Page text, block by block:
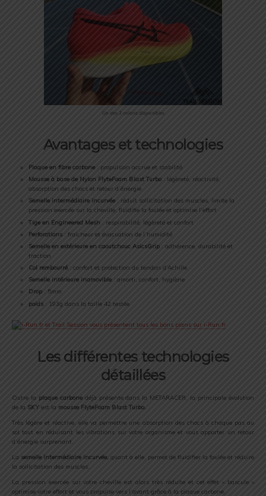
Un des 3 coloris disponibles
Avantages et technologies
Plaque en fibre carbone : propulsion accrue et stabilité
Mousse à base de Nylon FlyteFoam Blast Turbo : légèreté, réactivité,
absorption des chocs et retour d’énergie
Semelle intermédiaire incurvée : réduit sollicitation des muscles, limite la
pression exercée sur la cheville, fluidifie la foulée et optimise l’effort
Tige en Engineered Mesh : respirabilité, légèreté et confort
Perforations : fraicheur et évacuation de l’humidité
Semelle en extérieure en caoutchouc AsicsGrip : adhérence, durabilité et
traction
Col rembourré : confort et protection du tendon d’Achille
Semelle intérieure inamovible : amorti, confort, hygiène
Drop : 5mm
poids : 193g dans la taille 42 testée
Les différentes technologies
détaillées
Outre la plaque carbonedéjà présente dans la METARACER, la principale évolution
de la SKY est la mousse FlyteFoam Blast Turbo.
Très légère et réactive, elle va permettre une absorption des chocs à chaque pas au
sol tout en réduisant les vibrations sur votre organisme et vous apporter un retour
d’énergie surprenant.
La semelle intermédiaire incurvée, quant à elle, permet de fluidifier la foulée et réduire
la sollicitation des muscles.
La pression exercée sur votre cheville est alors très réduite et cet effet « bascule »
optimise votre effort et vous propulse vers l’avant grâce à la plaque carbone.